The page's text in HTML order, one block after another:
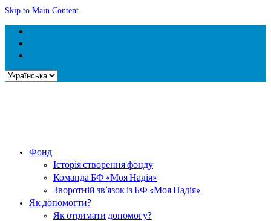
Skip to Main Content
Вибрати
Фонд
Історія створення фонду
Команда БФ «Моя Надія»
Зворотній зв’язок із БФ «Моя Надія»
Як допомогти?
Як отримати допомогу?